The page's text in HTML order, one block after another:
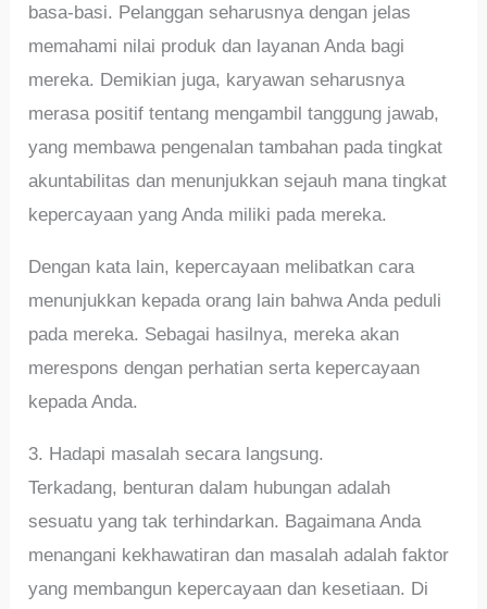
basa-basi. Pelanggan seharusnya dengan jelas
memahami nilai produk dan layanan Anda bagi
mereka. Demikian juga, karyawan seharusnya
merasa positif tentang mengambil tanggung jawab,
yang membawa pengenalan tambahan pada tingkat
akuntabilitas dan menunjukkan sejauh mana tingkat
kepercayaan yang Anda miliki pada mereka.
Dengan kata lain, kepercayaan melibatkan cara
menunjukkan kepada orang lain bahwa Anda peduli
pada mereka. Sebagai hasilnya, mereka akan
merespons dengan perhatian serta kepercayaan
kepada Anda.
3. Hadapi masalah secara langsung.
Terkadang, benturan dalam hubungan adalah
sesuatu yang tak terhindarkan. Bagaimana Anda
menangani kekhawatiran dan masalah adalah faktor
yang membangun kepercayaan dan kesetiaan. Di